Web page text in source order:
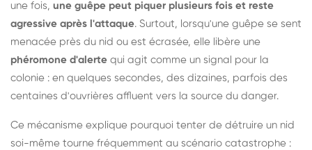
une fois, une guêpe peut piquer plusieurs fois et reste
agressive après l'attaque. Surtout, lorsqu'une guêpe se sent
menacée près du nid ou est écrasée, elle libère une
phéromone d'alerte qui agit comme un signal pour la
colonie : en quelques secondes, des dizaines, parfois des
centaines d'ouvrières affluent vers la source du danger.
Ce mécanisme explique pourquoi tenter de détruire un nid
soi-même tourne fréquemment au scénario catastrophe :